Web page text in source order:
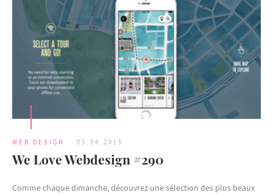
WEB DESIGN 05.04.2015
We Love Webdesign #290
Comme chaque dimanche, découvrez une sélection des plus beaux